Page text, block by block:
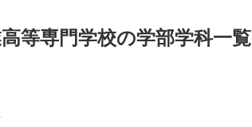
等専門学校の学部学科一覧